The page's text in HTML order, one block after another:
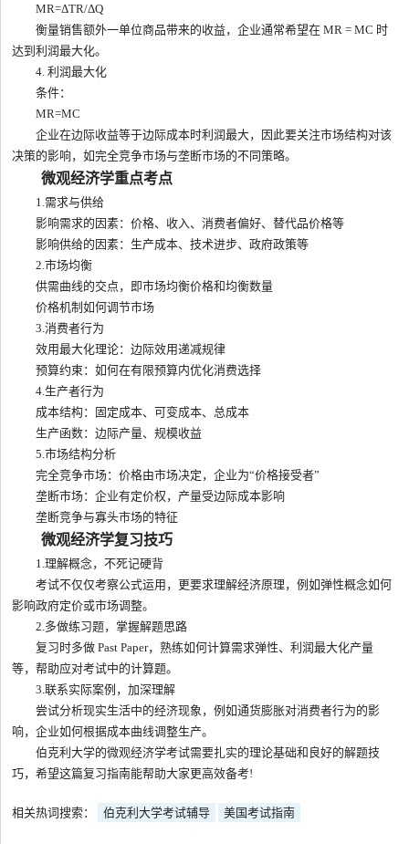
MR=ΔTR/ΔQ
衡量销售额外一单位商品带来的收益，企业通常希望在 MR = MC 时
达到利润最大化。
4. 利润最大化
条件：
MR=MC
企业在边际收益等于边际成本时利润最大，因此要关注市场结构对该
决策的影响，如完全竞争市场与垄断市场的不同策略。
微观经济学重点考点
1.需求与供给
影响需求的因素：价格、收入、消费者偏好、替代品价格等
影响供给的因素：生产成本、技术进步、政府政策等
2.市场均衡
供需曲线的交点，即市场均衡价格和均衡数量
价格机制如何调节市场
3.消费者行为
效用最大化理论：边际效用递减规律
预算约束：如何在有限预算内优化消费选择
4.生产者行为
成本结构：固定成本、可变成本、总成本
生产函数：边际产量、规模收益
5.市场结构分析
完全竞争市场：价格由市场决定，企业为“价格接受者”
垄断市场：企业有定价权，产量受边际成本影响
垄断竞争与寡头市场的特征
微观经济学复习技巧
1.理解概念，不死记硬背
考试不仅仅考察公式运用，更要求理解经济原理，例如弹性概念如何
影响政府定价或市场调整。
2.多做练习题，掌握解题思路
复习时多做 Past Paper，熟练如何计算需求弹性、利润最大化产量
等，帮助应对考试中的计算题。
3.联系实际案例，加深理解
尝试分析现实生活中的经济现象，例如通货膨胀对消费者行为的影
响，企业如何根据成本曲线调整生产。
伯克利大学的微观经济学考试需要扎实的理论基础和良好的解题技
巧，希望这篇复习指南能帮助大家更高效备考!
相关热词搜索： 伯克利大学考试辅导 美国考试指南